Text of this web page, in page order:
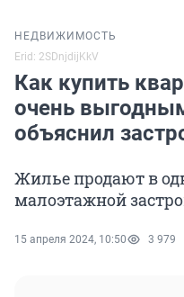
НЕДВИЖИМОСТЬ
Erid: 2SDnjdijKkV
Как купить
очень
объяснил
Жилье продают в
малоэтажной
15 апреля 2024, 10:50 3 979